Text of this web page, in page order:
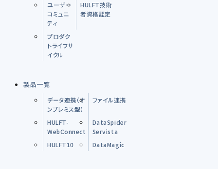
ユーザー
コミュニ
ティ
HULFT技術
者資格認定
プロダク
トライフサ
イクル
製品一覧
データ連携（オ
ンプレミス型）
ファイル連携
HULFT-
WebConnect
DataSpider
Servista
HULFT10
DataMagic